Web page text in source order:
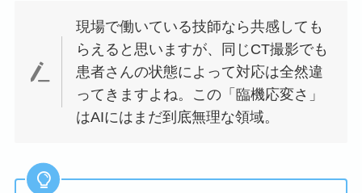
現場で働いている技師なら共感しても
らえると思いますが、同じCT撮影でも
患者さんの状態によって対応は全然違
ってきますよね。この「臨機応変さ」
はAIにはまだ到底無理な領域。